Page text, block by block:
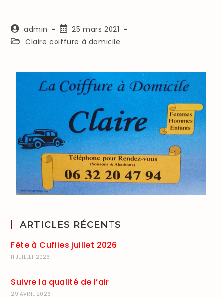
admin
25 mars 2021
Claire coiffure à domicile
ARTICLES RÉCENTS
Fête à Cuffies juillet 2026
11 JUILLET 2026
Suivre la qualité de l’air
29 AVRIL 2026